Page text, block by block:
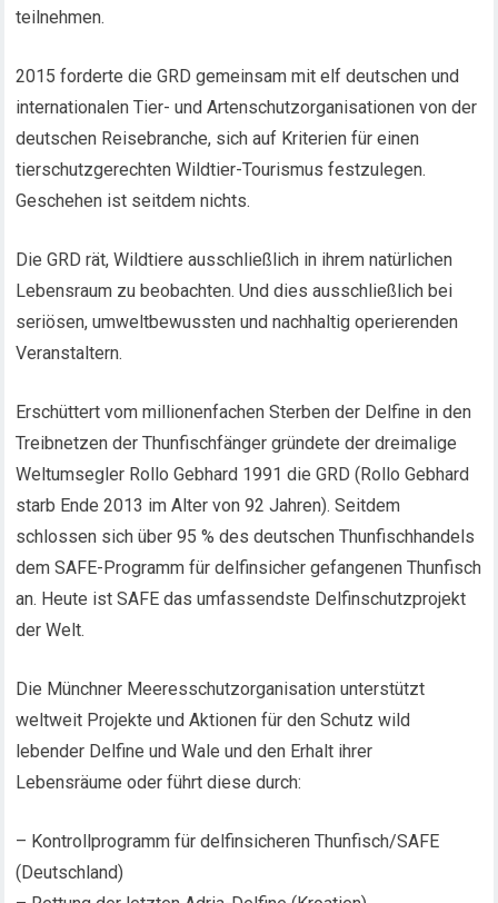
teilnehmen.
2015 forderte die GRD gemeinsam mit elf deutschen und
internationalen Tier- und Artenschutzorganisationen von der
deutschen Reisebranche, sich auf Kriterien für einen
tierschutzgerechten Wildtier-Tourismus festzulegen.
Geschehen ist seitdem nichts.
Die GRD rät, Wildtiere ausschließlich in ihrem natürlichen
Lebensraum zu beobachten. Und dies ausschließlich bei
seriösen, umweltbewussten und nachhaltig operierenden
Veranstaltern.
Erschüttert vom millionenfachen Sterben der Delfine in den
Treibnetzen der Thunfischfänger gründete der dreimalige
Weltumsegler Rollo Gebhard 1991 die GRD (Rollo Gebhard
starb Ende 2013 im Alter von 92 Jahren). Seitdem
schlossen sich über 95 % des deutschen Thunfischhandels
dem SAFE-Programm für delfinsicher gefangenen Thunfisch
an. Heute ist SAFE das umfassendste Delfinschutzprojekt
der Welt.
Die Münchner Meeresschutzorganisation unterstützt
weltweit Projekte und Aktionen für den Schutz wild
lebender Delfine und Wale und den Erhalt ihrer
Lebensräume oder führt diese durch:
– Kontrollprogramm für delfinsicheren Thunfisch/SAFE
(Deutschland)